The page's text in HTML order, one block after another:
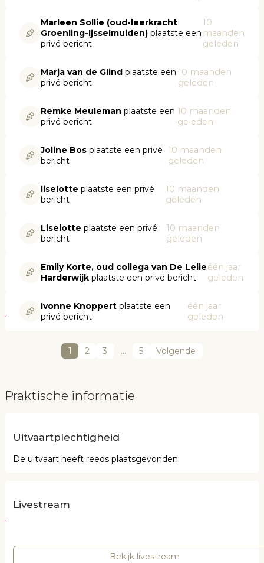
Marleen Sollie (oud-leerkracht
Groenling-Ijsselmuiden) plaatste een
privé bericht
10
maanden
geleden
Marja van de Glind plaatste een
privé bericht
10 maanden
geleden
Remke Meuleman plaatste een
privé bericht
10 maanden
geleden
Joline Bos plaatste een privé
bericht
10 maanden
geleden
liselotte plaatste een privé
bericht
10 maanden
geleden
Liselotte plaatste een privé
bericht
10 maanden
geleden
Emily Korte, oud collega van De Lelie
Harderwijk plaatste een privé bericht
één jaar
geleden
Ivonne Knoppert plaatste een
privé bericht
één jaar
geleden
1 2 3 … 5 Volgende
Praktische informatie
Uitvaartplechtigheid
De uitvaart heeft reeds plaatsgevonden.
Livestream
Bekijk livestream